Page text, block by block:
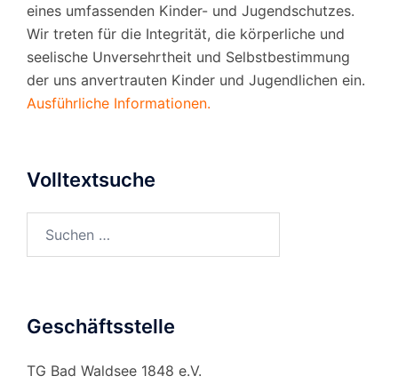
eines umfassenden Kinder- und Jugendschutzes.
Wir treten für die Integrität, die körperliche und
seelische Unversehrtheit und Selbstbestimmung
der uns anvertrauten Kinder und Jugendlichen ein.
Ausführliche Informationen.
Volltextsuche
nach:
Geschäftsstelle
TG Bad Waldsee 1848 e.V.